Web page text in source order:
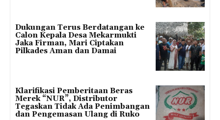
Dukungan Terus Berdatangan ke
Calon Kepala Desa Mekarmukti
Jaka Firman, Mari Ciptakan
Pilkades Aman dan Damai
Klarifikasi Pemberitaan Beras
Merek “NUR”, Distributor
Tegaskan Tidak Ada Penimbangan
dan Pengemasan Ulang di Ruko